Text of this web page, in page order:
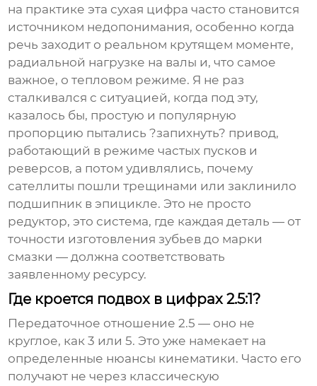
на практике эта сухая цифра часто становится
источником недопонимания, особенно когда
речь заходит о реальном крутящем моменте,
радиальной нагрузке на валы и, что самое
важное, о тепловом режиме. Я не раз
сталкивался с ситуацией, когда под эту,
казалось бы, простую и популярную
пропорцию пытались ?запихнуть? привод,
работающий в режиме частых пусков и
реверсов, а потом удивлялись, почему
сателлиты пошли трещинами или заклинило
подшипник в эпицикле. Это не просто
редуктор, это система, где каждая деталь — от
точности изготовления зубьев до марки
смазки — должна соответствовать
заявленному ресурсу.
Где кроется подвох в цифрах 2.5:1?
Передаточное отношение 2.5 — оно не
круглое, как 3 или 5. Это уже намекает на
определенные нюансы кинематики. Часто его
получают не через классическую